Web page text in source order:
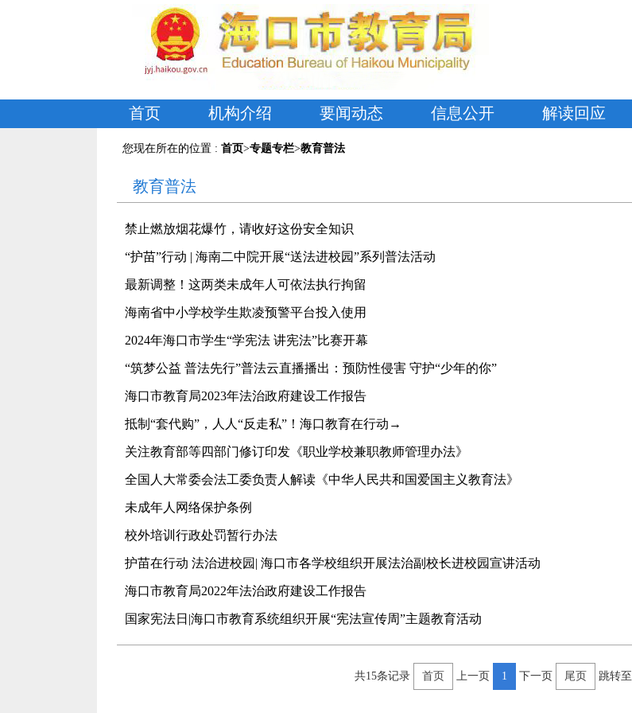
首页 机构介绍 要闻动态 信息公开 解读回应
您现在所在的位置 : 首页>专题专栏>教育普法
教育普法
禁止燃放烟花爆竹，请收好这份安全知识
“护苗”行动 | 海南二中院开展“送法进校园”系列普法活动
最新调整！这两类未成年人可依法执行拘留
海南省中小学校学生欺凌预警平台投入使用
2024年海口市学生“学宪法 讲宪法”比赛开幕
“筑梦公益 普法先行”普法云直播播出：预防性侵害 守护“少年的你”
海口市教育局2023年法治政府建设工作报告
抵制“套代购”，人人“反走私”！海口教育在行动→
关注教育部等四部门修订印发《职业学校兼职教师管理办法》
全国人大常委会法工委负责人解读《中华人民共和国爱国主义教育法》
未成年人网络保护条例
校外培训行政处罚暂行办法
护苗在行动 法治进校园| 海口市各学校组织开展法治副校长进校园宣讲活动
海口市教育局2022年法治政府建设工作报告
国家宪法日|海口市教育系统组织开展“宪法宣传周”主题教育活动
共15条记录 首页 上一页 1 下一页 尾页 跳转至